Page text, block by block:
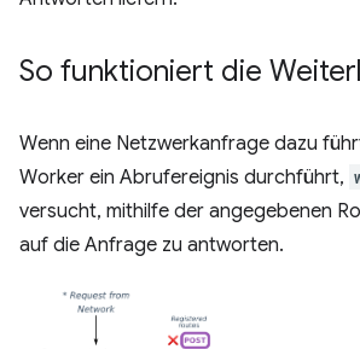
So funktioniert die
Wenn eine Netzwerkanfrage dazu
Worker ein Abrufereignis durchführt,
versucht, mithilfe der angegebenen
auf die Anfrage zu antworten.